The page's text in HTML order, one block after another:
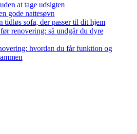
at tage udsigten
gode nattesøvn
tidløs sofa, der passer til dit hjem
renovering: så undgår du dyre
hvordan du får funktion og